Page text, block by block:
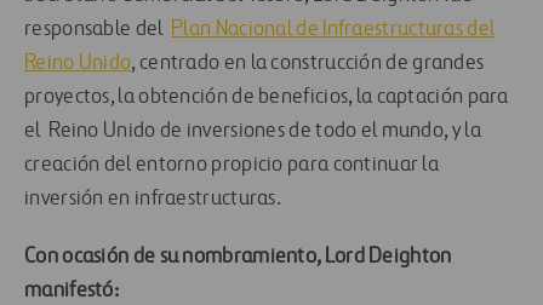
responsable del Plan Nacional de Infraestructuras del
Reino Unido, centrado en la construcción de grandes
proyectos, la obtención de beneficios, la captación para
el Reino Unido de inversiones de todo el mundo, y la
creación del entorno propicio para continuar la
inversión en infraestructuras.
Con ocasión de su nombramiento, Lord Deighton
manifestó: